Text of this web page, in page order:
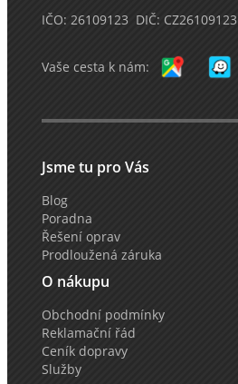
IČO: 26109123 DIČ: CZ26109123
Vaše cesta k nám:
Jsme tu pro Vás
Blog
Poradna
Řešení oprav
Prodloužená záruka
O nákupu
Obchodní podmínky
Reklamační řád
Ceník dopravy
Služby